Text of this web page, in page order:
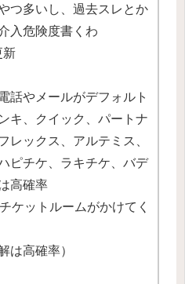
つ多いし、過去スレとか
入危険度書くわ
新
話やメールがデフォルト
キ、クイック、パートナ
レックス、アルテミス、
ピチケ、ラキチケ、バデ
高確率
ケットルームがかけてく
は高確率）